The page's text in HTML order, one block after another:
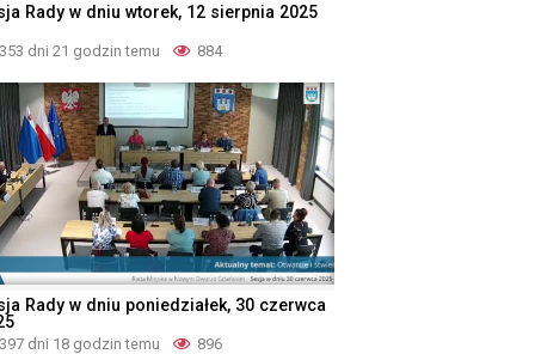
Rady w dniu wtorek, 12 sierpnia 2025
353 dni 21 godzin temu 884
Rady w dniu poniedziałek, 30 czerwca
397 dni 18 godzin temu 896